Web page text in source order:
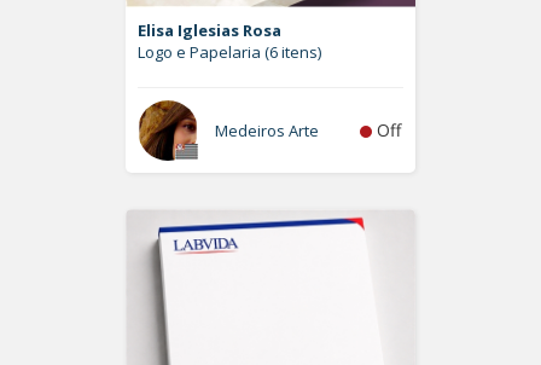
Elisa Iglesias Rosa
Logo e Papelaria (6 itens)
Medeiros Arte Off